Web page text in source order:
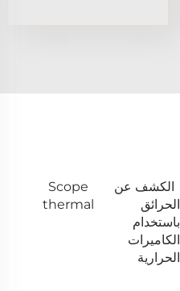
الكشف عن
الحرائق
باستخدام
الكاميرات
الحرارية
Scope
thermal